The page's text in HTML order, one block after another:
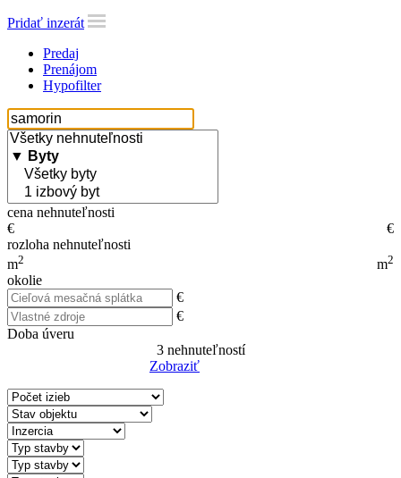
Pridať inzerát
Predaj
Prenájom
Hypofilter
cena nehnuteľnosti
€
€
rozloha nehnuteľnosti
m2 m2
okolie
€
€
Doba úveru
3nehnuteľností
Zobraziť